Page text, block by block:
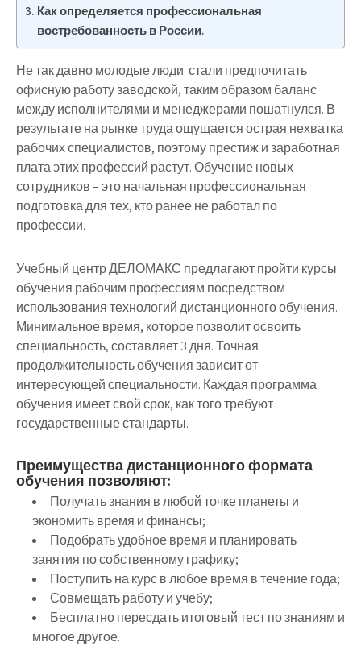
Как определяется профессиональная
востребованность в России.
Не так давно молодые люди стали предпочитать
офисную работу заводской, таким образом баланс
между исполнителями и менеджерами пошатнулся. В
результате на рынке труда ощущается острая нехватка
рабочих специалистов, поэтому престиж и заработная
плата этих профессий растут. Обучение новых
сотрудников – это начальная профессиональная
подготовка для тех, кто ранее не работал по
профессии.
Учебный центр ДЕЛОМАКС предлагают пройти курсы
обучения рабочим профессиям посредством
использования технологий дистанционного обучения.
Минимальное время, которое позволит освоить
специальность, составляет 3 дня. Точная
продолжительность обучения зависит от
интересующей специальности. Каждая программа
обучения имеет свой срок, как того требуют
государственные стандарты.
Преимущества дистанционного формата
обучения позволяют:
Получать знания в любой точке планеты и
экономить время и финансы;
Подобрать удобное время и планировать
занятия по собственному графику;
Поступить на курс в любое время в течение года;
Совмещать работу и учебу;
Бесплатно пересдать итоговый тест по знаниям и
многое другое.